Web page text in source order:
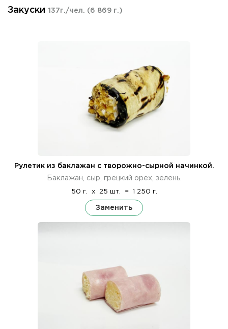
Закуски 137г./чел. (6 869 г.)
Рулетик из баклажан с творожно-сырной начинкой.
Баклажан, сыр, грецкий орех, зелень.
50 г. x 25 шт. = 1 250 г.
Заменить